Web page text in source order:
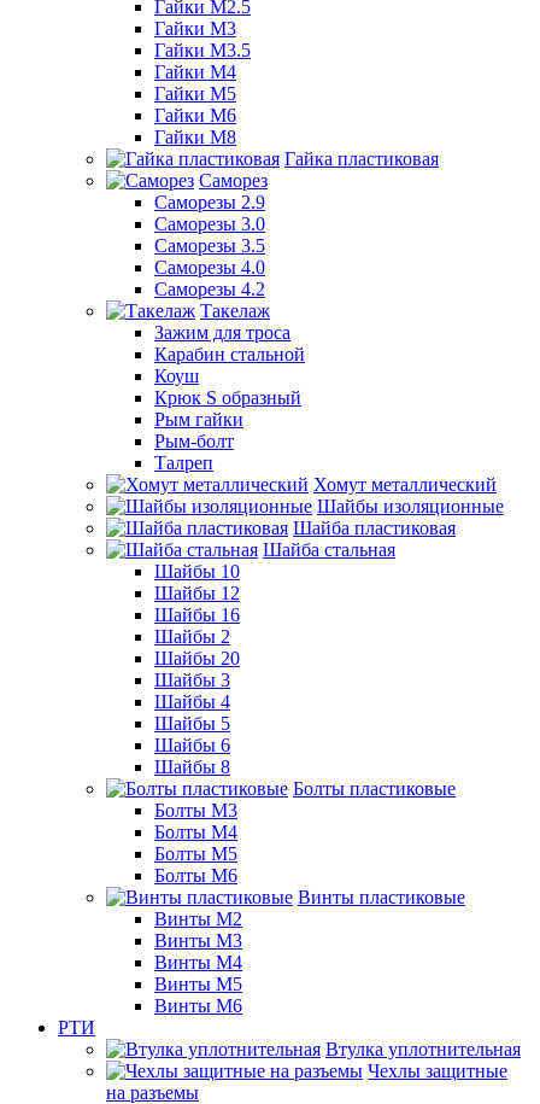
Гайки М2.5
Гайки М3
Гайки М3.5
Гайки М4
Гайки М5
Гайки М6
Гайки М8
Гайка пластиковая
Саморез
Саморезы 2.9
Саморезы 3.0
Саморезы 3.5
Саморезы 4.0
Саморезы 4.2
Такелаж
Зажим для троса
Карабин стальной
Коуш
Крюк S образный
Рым гайки
Рым-болт
Талреп
Хомут металлический
Шайбы изоляционные
Шайба пластиковая
Шайба стальная
Шайбы 10
Шайбы 12
Шайбы 16
Шайбы 2
Шайбы 20
Шайбы 3
Шайбы 4
Шайбы 5
Шайбы 6
Шайбы 8
Болты пластиковые
Болты М3
Болты М4
Болты М5
Болты М6
Винты пластиковые
Винты М2
Винты М3
Винты М4
Винты М5
Винты М6
РТИ
Втулка уплотнительная
Чехлы защитные
на разъемы